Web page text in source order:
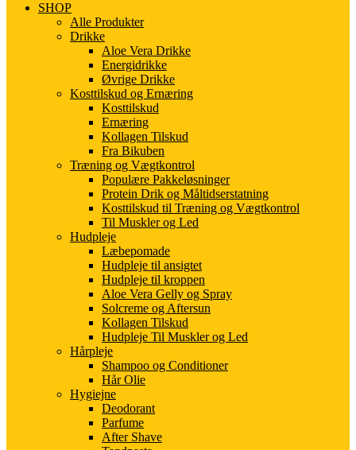
SHOP
Alle Produkter
Drikke
Aloe Vera Drikke
Energidrikke
Øvrige Drikke
Kosttilskud og Ernæring
Kosttilskud
Ernæring
Kollagen Tilskud
Fra Bikuben
Træning og Vægtkontrol
Populære Pakkeløsninger
Protein Drik og Måltidserstatning
Kosttilskud til Træning og Vægtkontrol
Til Muskler og Led
Hudpleje
Læbepomade
Hudpleje til ansigtet
Hudpleje til kroppen
Aloe Vera Gelly og Spray
Solcreme og Aftersun
Kollagen Tilskud
Hudpleje Til Muskler og Led
Hårpleje
Shampoo og Conditioner
Hår Olie
Hygiejne
Deodorant
Parfume
After Shave